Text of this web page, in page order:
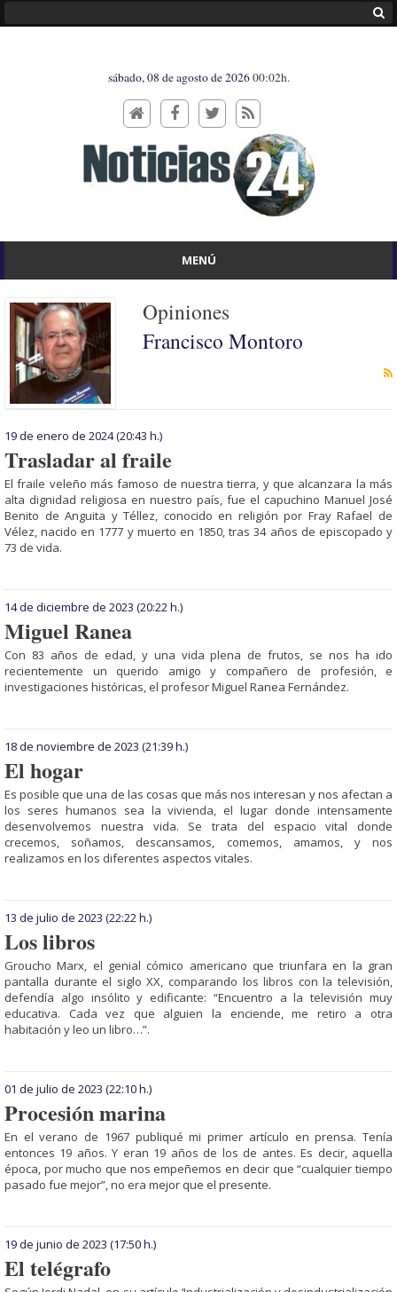
sábado, 08 de agosto de 202600:02h.
MENÚ
Opiniones
Francisco Montoro
19 de enero de 2024(20:43 h.)
Trasladar al fraile
El fraile veleño más famoso de nuestra tierra, y que alcanzara la más
alta dignidad religiosa en nuestro país, fue el capuchino Manuel José
Benito de An­guita y Téllez, conocido en religión por Fray Rafael de
Vélez, nacido en 1777 y muerto en 1850, tras 34 años de episcopado y
73 de vida.
14 de diciembre de 2023 (20:22 h.)
Miguel Ranea
Con 83 años de edad, y una vida plena de frutos, se nos ha ido
recientemente un querido amigo y compañero de profesión, e
investigaciones históricas, el profesor Miguel Ranea Fernández.
18 de noviembre de 2023 (21:39 h.)
El hogar
Es posible que una de las cosas que más nos interesan y nos afectan a
los seres humanos sea la vivienda, el lugar donde intensamente
desenvolvemos nuestra vida. Se trata del espacio vital donde
crecemos, soñamos, descansamos, comemos, amamos, y nos
realizamos en los diferentes aspectos vitales.
13 de julio de 2023 (22:22 h.)
Los libros
Groucho Marx, el genial cómico americano que triunfara en la gran
pantalla durante el siglo XX, comparando los libros con la televisión,
defendía algo insólito y edificante: “Encuentro a la televisión muy
educativa. Cada vez que alguien la enciende, me retiro a otra
habitación y leo un libro…”.
01 de julio de 2023 (22:10 h.)
Procesión marina
En el verano de 1967 publiqué mi primer artículo en prensa. Tenía
entonces 19 años. Y eran 19 años de los de antes. Es decir, aquella
época, por mucho que nos empeñemos en decir que “cualquier tiempo
pasado fue mejor”, no era mejor que el presente.
19 de junio de 2023 (17:50 h.)
El telégrafo